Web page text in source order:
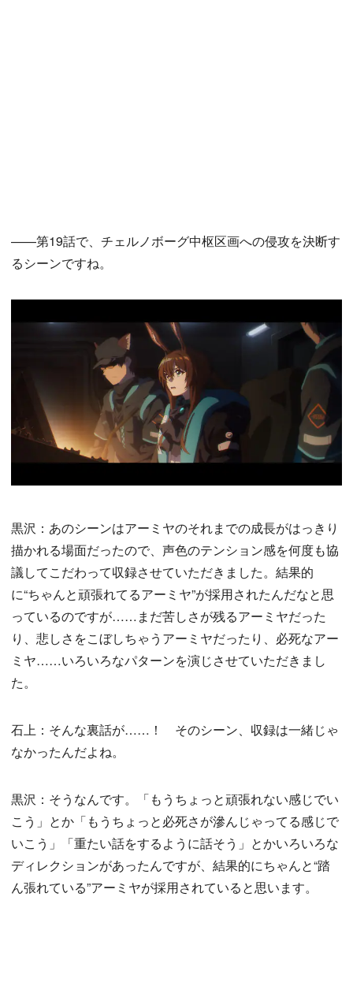
——第19話で、チェルノボーグ中枢区画への侵攻を決断す
るシーンですね。
黒沢：あのシーンはアーミヤのそれまでの成長がはっきり
描かれる場面だったので、声色のテンション感を何度も協
議してこだわって収録させていただきました。結果的
に“ちゃんと頑張れてるアーミヤ”が採用されたんだなと思
っているのですが……まだ苦しさが残るアーミヤだった
り、悲しさをこぼしちゃうアーミヤだったり、必死なアー
ミヤ……いろいろなパターンを演じさせていただきまし
た。
石上：そんな裏話が……！ そのシーン、収録は一緒じゃ
なかったんだよね。
黒沢：そうなんです。「もうちょっと頑張れない感じでい
こう」とか「もうちょっと必死さが滲んじゃってる感じで
いこう」「重たい話をするように話そう」とかいろいろな
ディレクションがあったんですが、結果的にちゃんと“踏
ん張れている”アーミヤが採用されていると思います。